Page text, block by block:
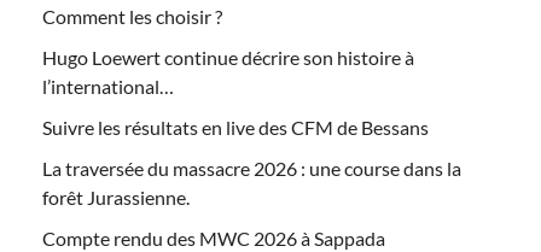
Comment les choisir ?
Hugo Loewert continue décrire son histoire à
l’international…
Suivre les résultats en live des CFM de Bessans
La traversée du massacre 2026 : une course dans la
forêt Jurassienne.
Compte rendu des MWC 2026 à Sappada